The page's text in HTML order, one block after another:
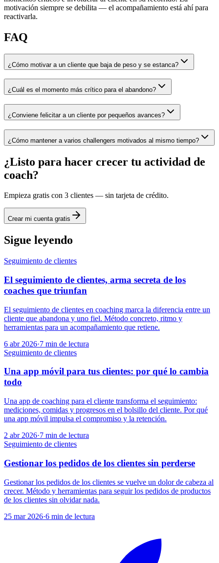
motivación siempre se debilita — el acompañamiento está ahí para
reactivarla.
FAQ
¿Cómo motivar a un cliente que baja de peso y se estanca?
¿Cuál es el momento más crítico para el abandono?
¿Conviene felicitar a un cliente por pequeños avances?
¿Cómo mantener a varios challengers motivados al mismo tiempo?
¿Listo para hacer crecer tu actividad de
coach?
Empieza gratis con 3 clientes — sin tarjeta de crédito.
Crear mi cuenta gratis
Sigue leyendo
Seguimiento de clientes
El seguimiento de clientes, arma secreta de los
coaches que triunfan
El seguimiento de clientes en coaching marca la diferencia entre un
cliente que abandona y uno fiel. Método concreto, ritmo y
herramientas para un acompañamiento que retiene.
6 abr 2026·7 min de lectura
Seguimiento de clientes
Una app móvil para tus clientes: por qué lo cambia
todo
Una app de coaching para el cliente transforma el seguimiento:
mediciones, comidas y progresos en el bolsillo del cliente. Por qué
una app móvil impulsa el compromiso y la retención.
2 abr 2026·7 min de lectura
Seguimiento de clientes
Gestionar los pedidos de los clientes sin perderse
Gestionar los pedidos de los clientes se vuelve un dolor de cabeza al
crecer. Método y herramientas para seguir los pedidos de productos
de los clientes sin olvidar nada.
25 mar 2026·6 min de lectura